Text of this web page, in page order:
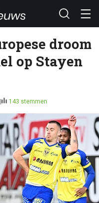
droom
op Stayen
143 stemmen